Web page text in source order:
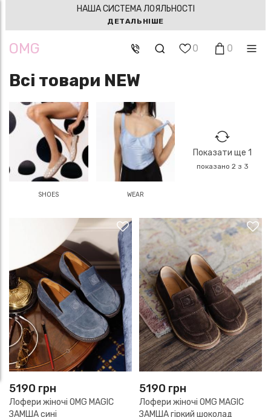
НАША СИСТЕМА ЛОЯЛЬНОСТІ
ДЕТАЛЬНІШЕ
OMG 0 0
Всі товари NEW
SHOES WEAR
Показати ще 1
показано 2 з 3
5190 грн
Лофери жіночі OMG MAGIC
ЗАМША сині
5190 грн
Лофери жіночі OMG MAGIC
ЗАМША гіркий шоколад